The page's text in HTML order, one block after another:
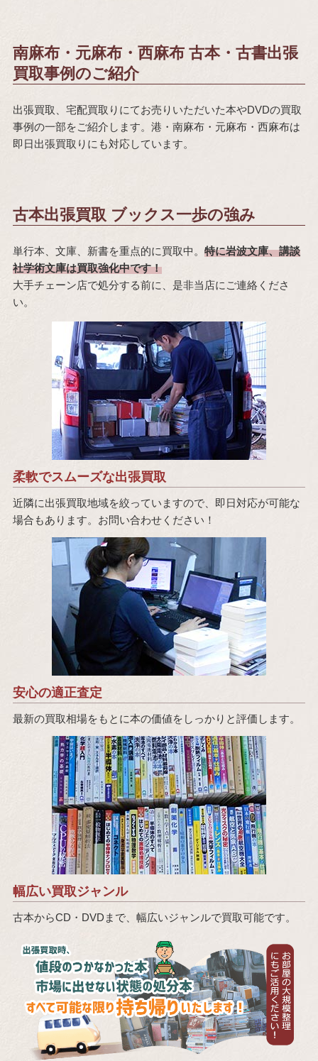
南麻布・元麻布・西麻布 古本・古書出張
買取事例のご紹介
出張買取、宅配買取りにてお売りいただいた本やDVDの買取
事例の一部をご紹介します。港・南麻布・元麻布・西麻布は
即日出張買取りにも対応しています。
古本出張買取 ブックス一歩の強み
単行本、文庫、新書を重点的に買取中。 特に岩波文庫、講談
社学術文庫は買取強化中です！
大手チェーン店で処分する前に、是非当店にご連絡くださ
い。
柔軟でスムーズな出張買取
近隣に出張買取地域を絞っていますので、即日対応が可能な
場合もあります。お問い合わせください！
安心の適正査定
最新の買取相場をもとに本の価値をしっかりと評価します。
幅広い買取ジャンル
古本からCD・DVDまで、幅広いジャンルで買取可能です。